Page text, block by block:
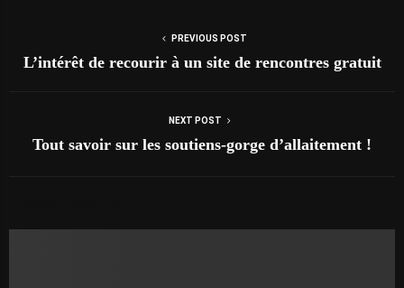
PREVIOUS POST
L’intérêt de recourir à un site de rencontres gratuit
NEXT POST
Tout savoir sur les soutiens-gorge d’allaitement !